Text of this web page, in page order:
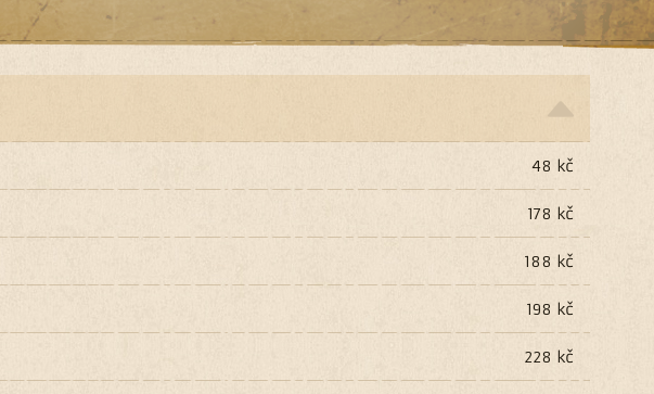
48 kč
178 kč
188 kč
198 kč
228 kč